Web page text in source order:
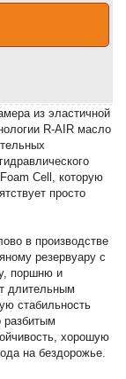
из эластичной
R-AIR масло
Cell, которую
просто
в производстве
резервуару с
поршню и
длительным
стабильность
разбитым
хорошую
на бездорожье.